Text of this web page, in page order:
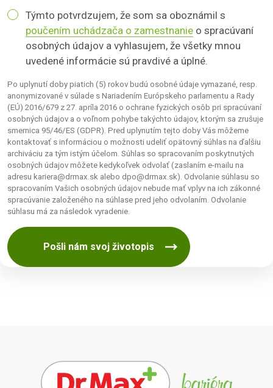
Týmto potvrdzujem, že som sa oboznámil s
poučením uchádzača o zamestnanie o spracúvaní
osobných údajov a vyhlasujem, že všetky mnou
uvedené informácie sú pravdivé a úplné.
Po uplynutí doby piatich (5) rokov budú osobné údaje vymazané, resp.
anonymizované v súlade s Nariadením Európskeho parlamentu a Rady
(EÚ) 2016/679 z 27. apríla 2016 o ochrane fyzických osôb pri spracúvaní
osobných údajov a o voľnom pohybe takýchto údajov, ktorým sa zrušuje
smernica 95/46/ES (GDPR). Pred uplynutím tejto doby Vás môžeme
kontaktovať s informáciou o možnosti udeliť opätovný súhlas na ďalšiu
archiváciu za tým istým účelom. Súhlas so spracovaním poskytnutých
osobných údajov môžete kedykoľvek odvolať (zaslaním e-mailu na
adresu kariera@drmax.sk alebo dpo@drmax.sk). Odvolanie súhlasu so
spracovaním Vašich osobných údajov nebude mať vplyv na ich zákonné
spracúvanie založeného na súhlase pred jeho odvolaním. Odvolanie
súhlasu má za následok vyradenie.
Pošli nám svoj životopis